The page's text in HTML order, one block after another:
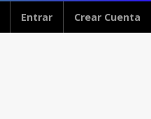
Entrar Crear Cuenta